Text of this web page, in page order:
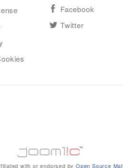
Facebook
Twitter
with or endorsed byOpen Source